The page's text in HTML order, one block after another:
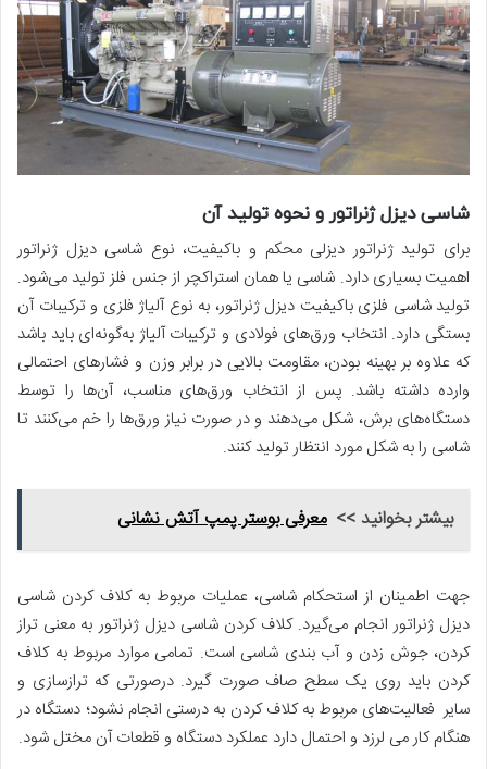
شاسی دیزل ژنراتور و نحوه تولید آن
برای تولید ژنراتور دیزلی محکم و باکیفیت، نوع شاسی دیزل ژنراتور
اهمیت بسیاری دارد. شاسی یا همان استراکچر از جنس فلز تولید می­‌شود.
تولید شاسی فلزی باکیفیت دیزل ژنراتور، به نوع آلیاژ فلزی و ترکیبات آن
بستگی دارد. انتخاب ورق­‌های فولادی و ترکیبات آلیاژ به­‌گونه‌­ا‌ی باید باشد
که علاوه بر بهینه بودن، مقاومت بالایی در برابر وزن و فشارهای احتمالی
وارده داشته باشد. پس از انتخاب ورق­‌های مناسب، آن­‌ها را توسط
دستگاه‌­های برش، شکل می­‌دهند و در صورت نیاز ورق­‌ها را خم می‌­کنند تا
شاسی را به شکل مورد انتظار تولید کنند.
بیشتر بخوانید >> معرفی بوستر پمپ آتش نشانی
جهت اطمینان از استحکام شاسی، عملیات مربوط به کلاف کردن شاسی
دیزل ژنراتور انجام می‌گیرد. کلاف کردن شاسی دیزل ژنراتور به معنی تراز
کردن، جوش زدن و آب ­بندی شاسی است. تمامی موارد مربوط به کلاف
کردن باید روی یک سطح صاف صورت گیرد. درصورتی­ که ترازسازی و
سایر فعالیت­‌های مربوط به کلاف کردن به درستی انجام نشود؛ دستگاه در
هنگام کار می لرزد و احتمال دارد عملکرد دستگاه و قطعات آن مختل شود.